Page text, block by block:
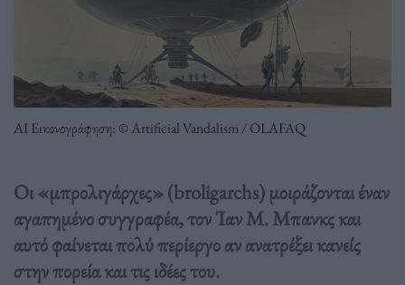
ΑΙ Εικονογράφηση: © Artificial Vandalism / OLAFAQ
Οι «μπρολιγάρχες» (broligarchs) μοιράζονται έναν
αγαπημένο συγγραφέα, τον Ίαν Μ. Μπανκς και
αυτό φαίνεται πολύ περίεργο αν ανατρέξει κανείς
στην πορεία και τις ιδέες του.